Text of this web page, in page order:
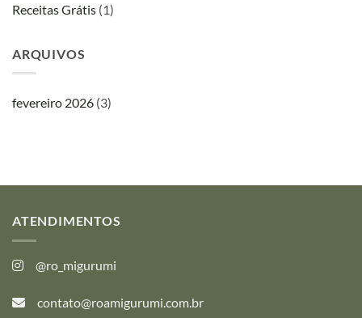
Receitas Grátis (1)
ARQUIVOS
fevereiro 2026 (3)
ATENDIMENTOS
@ro_migurumi
contato@roamigurumi.com.br